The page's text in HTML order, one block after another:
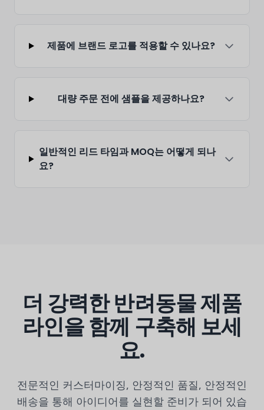
제품에 브랜드 로고를 적용할 수 있나요?
대량 주문 전에 샘플을 제공하나요?
일반적인 리드 타임과 MOQ는 어떻게 되나
요?
더 강력한 반려동물 제품
라인을 함께 구축해 보세
요.
전문적인 커스터마이징, 안정적인 품질, 안정적인
배송을 통해 아이디어를 실현할 준비가 되어 있습